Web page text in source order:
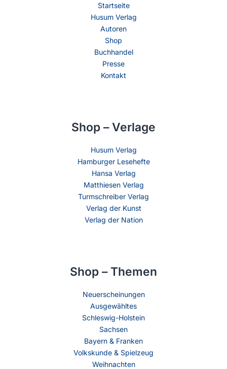
Startseite
Husum Verlag
Autoren
Shop
Buchhandel
Presse
Kontakt
Shop – Verlage
Husum Verlag
Hamburger Lesehefte
Hansa Verlag
Matthiesen Verlag
Turmschreiber Verlag
Verlag der Kunst
Verlag der Nation
Shop – Themen
Neuerscheinungen
Ausgewähltes
Schleswig-Holstein
Sachsen
Bayern & Franken
Volkskunde & Spielzeug
Weihnachten